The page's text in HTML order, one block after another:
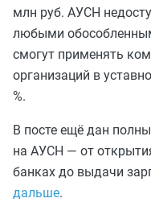
млн руб. АУСН
любыми
смогут применять
организаций в
%.
В посте ещё дан
на АУСН — от
банках до выдачи
дальше.